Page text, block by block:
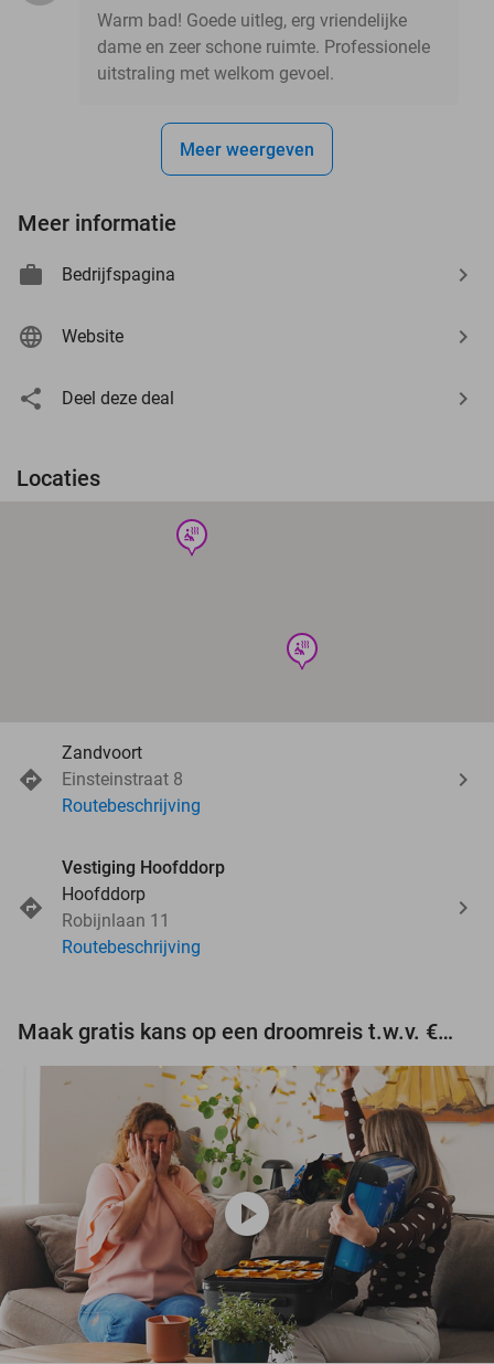
Warm bad! Goede uitleg, erg vriendelijke
dame en zeer schone ruimte. Professionele
uitstraling met welkom gevoel.
Meer weergeven
Meer informatie
Bedrijfspagina
Website
Deel deze deal
Locaties
wellness
wellness
Zandvoort
Einsteinstraat 8
Routebeschrijving
Vestiging Hoofddorp
Hoofddorp
Robijnlaan 11
Routebeschrijving
Maak gratis kans op een droomreis t.w.v. €3.000!
play_circle